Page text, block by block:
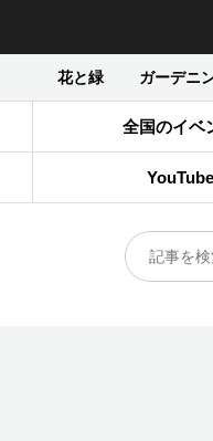
花と緑 ガーデニ
全国のイベ
YouTube